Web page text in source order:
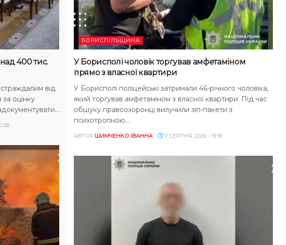
400 тис.
від
оцінку
БОРИСПІЛЬЩИНА
У Борисполі чоловік торгував амфетаміном
прямо з власної квартири
У Борисполі поліцейські затримали 46-річного чоловіка,
який торгував амфетаміном з власної квартири. Під час
обшуку правоохоронці вилучили зіп-пакети з
психотропною...
АВТОР ШИМЧЕНКО ІВАННА 7 СЕРПНЯ, 2026 - 19:18